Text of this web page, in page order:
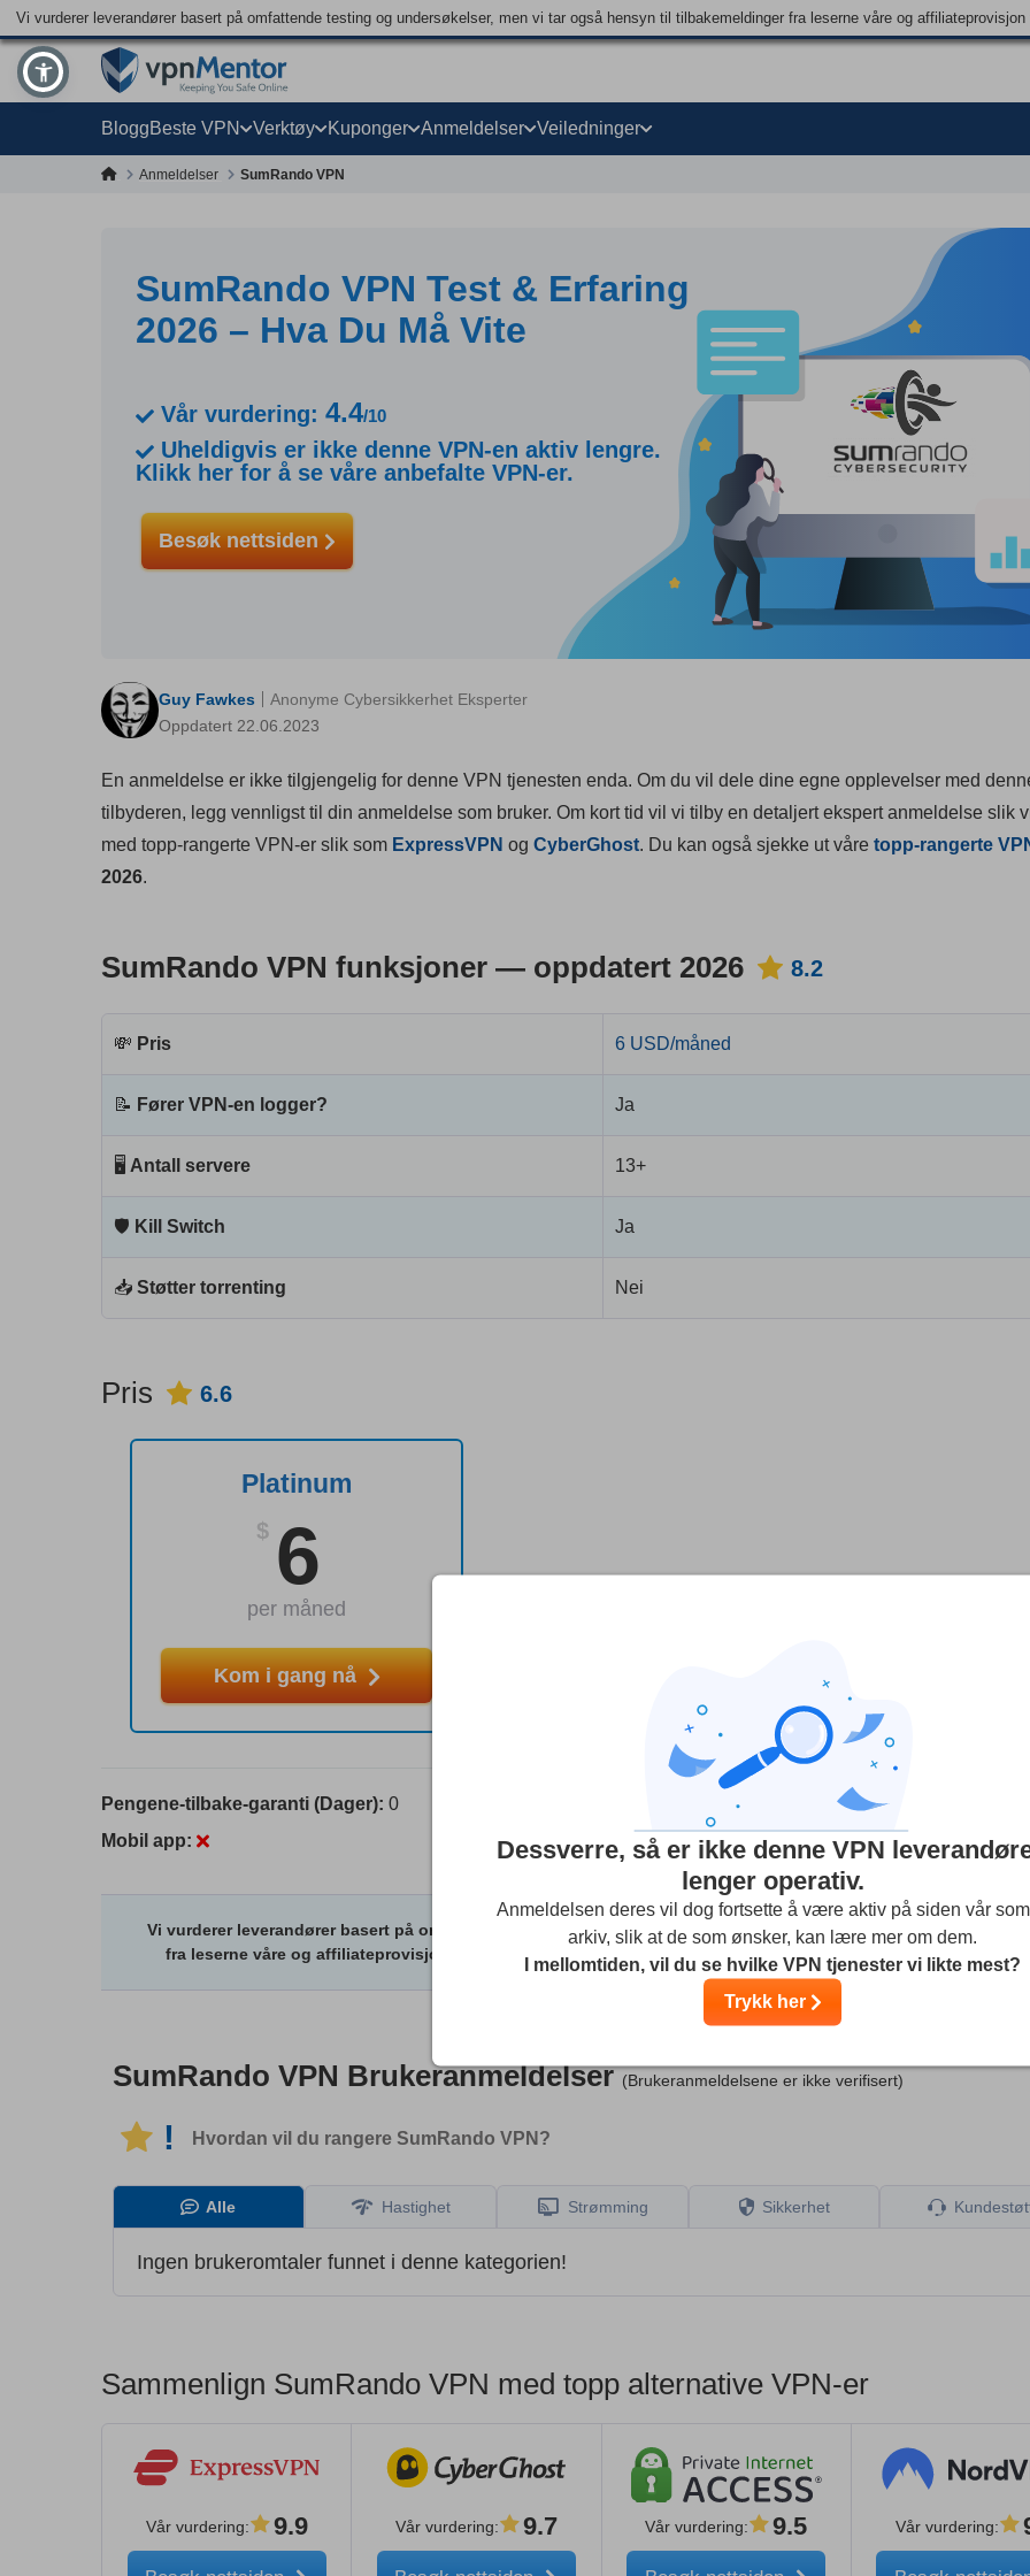
Vi vurderer leverandører basert på omfattende testing og undersøkelser, men vi tar også hensyn til tilbakemeldinger fra leserne våre og
BloggBeste VPN Verktøy Kuponger Anmeldelser Veiledninger
Anmeldelser SumRando VPN
SumRando VPN Test & Erfaring
2026 – Hva Du Må Vite
Vår vurdering: 4.4/10
Uheldigvis er ikke denne VPN-en aktiv lengre.
Klikk her for å se våre anbefalte VPN-er.
Besøk nettsiden
Guy Fawkes
Oppdatert 22.06.2023
Anonyme Cybersikkerhet Eksperter
En anmeldelse er ikke tilgjengelig for denne VPN tjenesten enda. Om du vil dele dine egne opplevelser med
tilbyderen, legg vennligst til din anmeldelse som bruker. Om kort tid vil vi tilby en detaljert ekspert anmeldelse slik
med topp-rangerte VPN-er slik som ExpressVPN og CyberGhost. Du kan også sjekke ut våre topp-rangerte
2026.
SumRando VPN funksjoner — oppdatert 2026 8.2
💸 Pris 6 USD/måned
📝 Fører VPN-en logger? Ja
🖥 Antall servere 13+
🛡 Kill Switch Ja
📥 Støtter torrenting Nei
Pris 6.6
Platinum
$ 6
per måned
Kom i gang nå
Pengene-tilbake-garanti (Dager): 0
Mobil app:
Antall enheter per lisens: Ubegrenset
VPN-tilbud:sumrando.com
Vi vurderer leverandører basert på omfattende testing og undersøkelser, men vi tar også hensyn til
fra leserne våre og affiliateprovisjon fra leverandører. Noen leverandører er eid av moderselskapet vårt.
Les mer
SumRando VPN Brukeranmeldelser(Brukeranmeldelsene er ikke verifisert)
! Hvordan vil du rangere SumRando VPN?
Alle Hastighet Strømming Sikkerhet
Ingen brukeromtaler funnet i denne kategorien!
Sammenlign SumRando VPN med topp alternative VPN-er
Vår vurdering: 9.9 Vår vurdering: 9.7 Vår vurdering: 9.5 Vår vurdering:
Dessverre, så er ikke denne VPN
lenger operativ.
Anmeldelsen deres vil dog fortsette å være aktiv på siden vår
arkiv, slik at de som ønsker, kan lære mer om dem.
I mellomtiden, vil du se hvilke VPN tjenester vi likte mest?
Trykk her